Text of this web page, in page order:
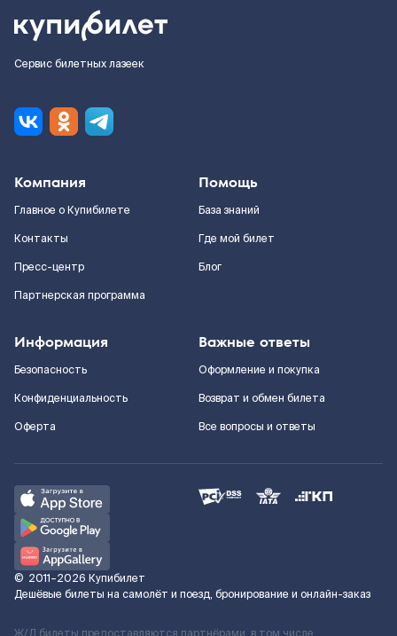
Сервис билетных лазеек
Компания
Главное о Купибилете
Контакты
Пресс-центр
Партнерская программа
Помощь
База знаний
Где мой билет
Блог
Информация
Безопасность
Конфиденциальность
Оферта
Важные ответы
Оформление и покупка
Возврат и обмен билета
Все вопросы и ответы
© 2011–2026 Купибилет
Дешёвые билеты на самолёт и поезд, бронирование и онлайн-заказ